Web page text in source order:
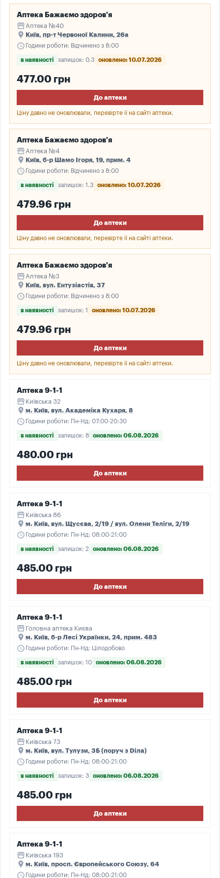
Аптека Бажаємо здоров'я
storefront Аптека №40
place Київ, пр-т Червоної Калини, 26а
schedule Години роботи: Відчинено з 8:00
в наявності залишок: 0.3 оновлено: 10.07.2026
477.00 грн
До аптеки
Ціну давно не оновлювали, перевірте її на сайті аптеки.
Аптека Бажаємо здоров'я
storefront Аптека №4
place Київ, б-р Шамо Ігоря, 19, прим. 4
schedule Години роботи: Відчинено з 8:00
в наявності залишок: 1.3 оновлено: 10.07.2026
479.96 грн
До аптеки
Ціну давно не оновлювали, перевірте її на сайті аптеки.
Аптека Бажаємо здоров'я
storefront Аптека №3
place Київ, вул. Ентузіастів, 37
schedule Години роботи: Відчинено з 8:00
в наявності залишок: 1 оновлено: 10.07.2026
479.96 грн
До аптеки
Ціну давно не оновлювали, перевірте її на сайті аптеки.
Аптека 9-1-1
storefront Київська 32
place м. Київ, вул. Академіка Кухаря, 8
schedule Години роботи: Пн-Нд: 07:00-20:30
в наявності залишок: 8 оновлено: 06.08.2026
480.00 грн
До аптеки
Аптека 9-1-1
storefront Київська 86
place м. Київ, вул. Щусєва, 2/19 / вул. Олени Теліги, 2/19
schedule Години роботи: Пн-Нд: 08:00-21:00
в наявності залишок: 2 оновлено: 06.08.2026
485.00 грн
До аптеки
Аптека 9-1-1
storefront Головна аптека Києва
place м. Київ, б-р Лесі Українки, 24, прим. 483
schedule Години роботи: Пн-Нд: Цілодобово
в наявності залишок: 10 оновлено: 06.08.2026
485.00 грн
До аптеки
Аптека 9-1-1
storefront Київська 73
place м. Київ, вул. Тулузи, 3Б (поруч з Dілa)
schedule Години роботи: Пн-Нд: 08:00-21:00
в наявності залишок: 3 оновлено: 06.08.2026
485.00 грн
До аптеки
Аптека 9-1-1
storefront Київська 193
place м. Київ, просп. Європейського Союзу, 64
schedule Години роботи: Пн-Нд: 08:00-21:00